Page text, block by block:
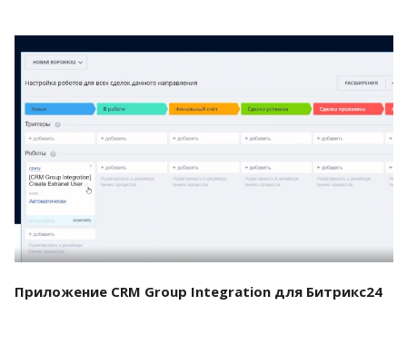
Смотреть проект
Приложение CRM Group Integration для Битрикс24